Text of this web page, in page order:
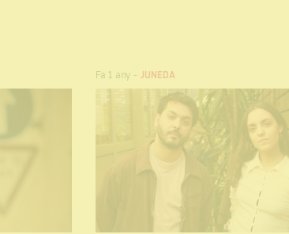
Fa 1 any -JUNEDA